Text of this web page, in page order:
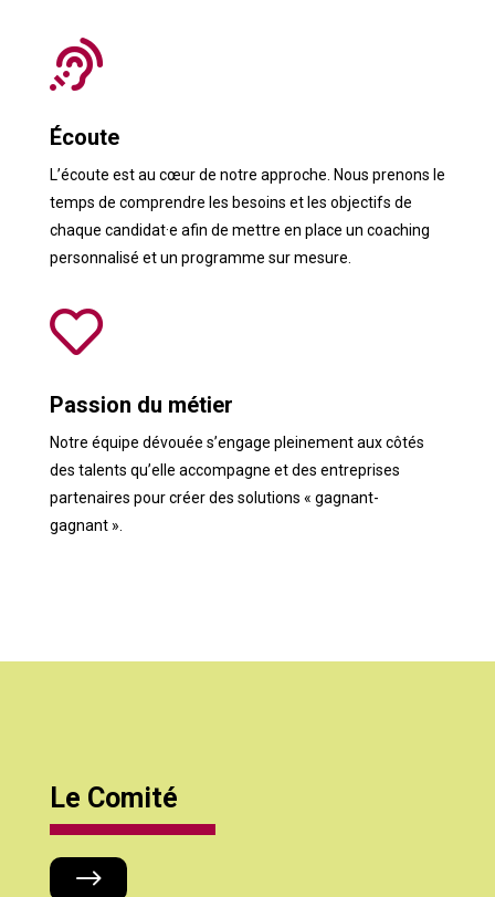

Écoute
L’écoute est au cœur de notre approche. Nous prenons le
temps de comprendre les besoins et les objectifs de
chaque candidat·e afin de mettre en place un coaching
personnalisé et un programme sur mesure.

Passion du métier
Notre équipe dévouée s’engage pleinement aux côtés
des talents qu’elle accompagne et des entreprises
partenaires pour créer des solutions « gagnant-
gagnant ».
Le Comité
$